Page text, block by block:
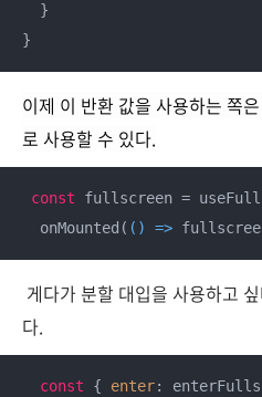
  }
}
이제 이 반환 값을 사용하는 쪽
로 사용할 수 있다.
const fullscreen =
  onMounted(
() =>
게다가 분할 대입을 사용하고
다.
const { enter: